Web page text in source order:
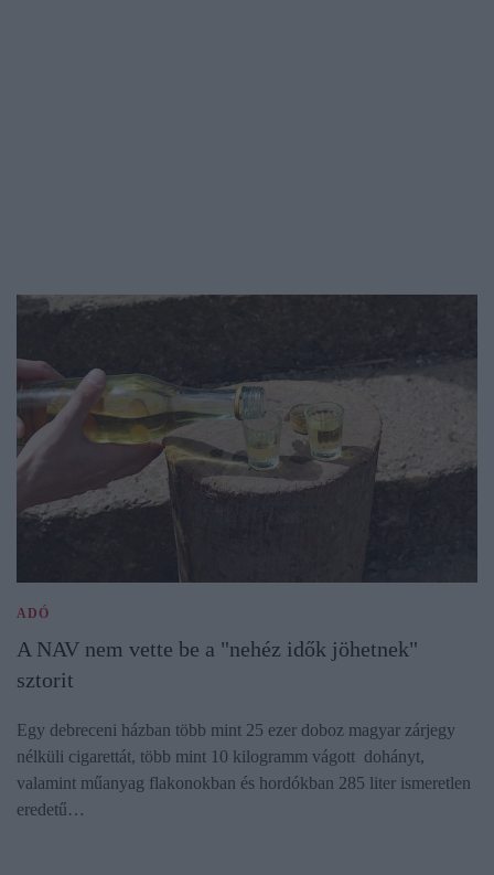
ADÓ
A NAV nem vette be a "nehéz idők jöhetnek"
sztorit
Egy debreceni házban több mint 25 ezer doboz magyar zárjegy
nélküli cigarettát, több mint 10 kilogramm vágott dohányt,
valamint műanyag flakonokban és hordókban 285 liter ismeretlen
eredetű…